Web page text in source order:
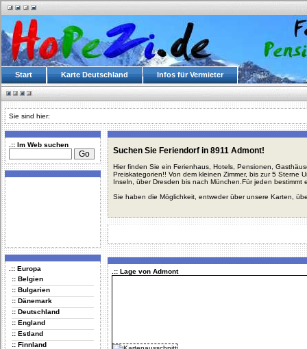
Start Karte Deutschland Infos für Vermieter
Sie sind hier:
.:: Im Web suchen
.:: Europa
:: Belgien
:: Bulgarien
:: Dänemark
:: Deutschland
:: England
:: Estland
:: Finnland
Suchen Sie Feriendorf in 8911 Admont!
Hier finden Sie ein Ferienhaus, Hotels, Pensionen,
Preiskategorien!! Von dem kleinen Zimmer, bis zur 5 Sterne
Inseln, über Dresden bis nach München.Für jeden bestimmt
Sie haben die Möglichkeit, entweder über unsere Karten,
.:: Lage von Admont